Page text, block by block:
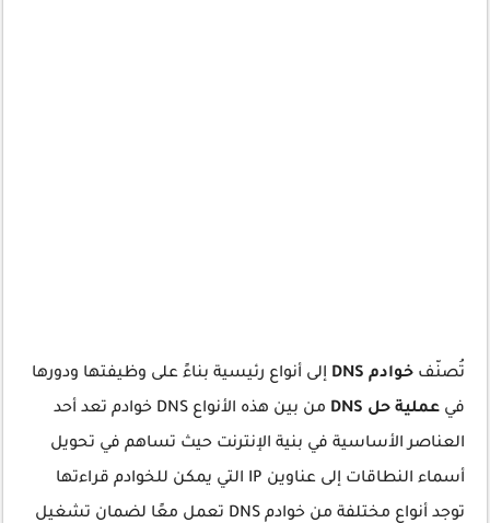
تُصنّف خوادم DNS
إلى أنواع رئيسية بناءً على وظيفتها ودورها
في عملية حل DNS
من بين هذه الأنواع DNS خوادم تعد أحد
العناصر الأساسية في بنية الإنترنت حيث تساهم في تحويل
أسماء النطاقات إلى عناوين IP التي يمكن للخوادم قراءتها
توجد أنواع مختلفة من خوادم DNS تعمل معًا لضمان تشغيل